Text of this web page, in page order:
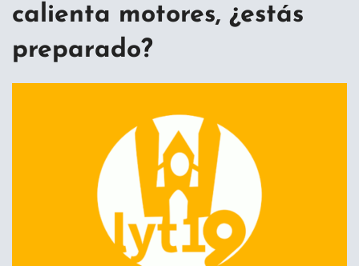
calienta motores, ¿estás
preparado?